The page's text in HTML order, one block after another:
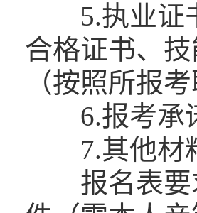
5.执业证书
合格证书、
（按照所报
6.报考承诺
7.其他材
报名表要求